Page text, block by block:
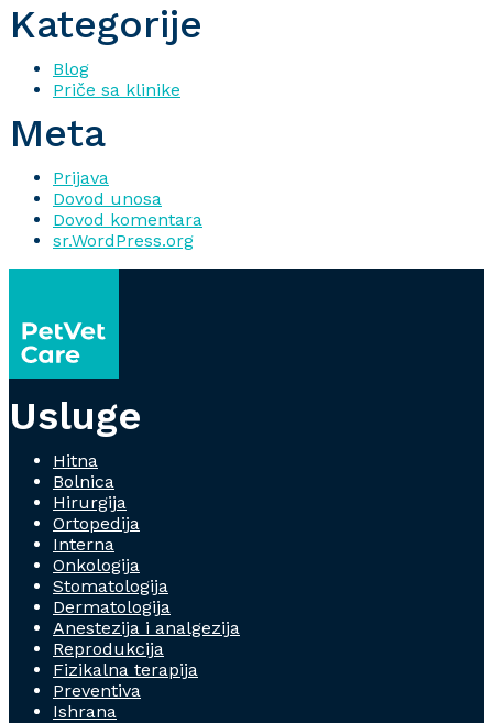
Kategorije
Blog
Priče sa klinike
Meta
Prijava
Dovod unosa
Dovod komentara
sr.WordPress.org
Usluge
Hitna
Bolnica
Hirurgija
Ortopedija
Interna
Onkologija
Stomatologija
Dermatologija
Anestezija i analgezija
Reprodukcija
Fizikalna terapija
Preventiva
Ishrana